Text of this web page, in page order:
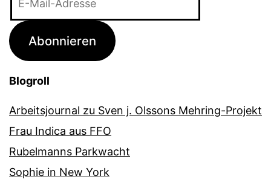
Adresse
Abonnieren
Blogroll
Arbeitsjournal zu Sven j. Olssons Mehring-Projekt
Frau Indica aus FFO
Rubelmanns Parkwacht
Sophie in New York